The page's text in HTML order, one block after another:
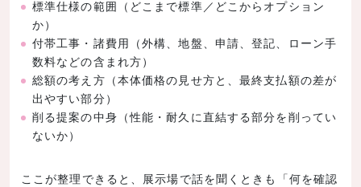
標準仕様の範囲（どこまで標準／どこからオプション
か）
付帯工事・諸費用（外構、地盤、申請、登記、ローン手
数料などの含まれ方）
総額の考え方（本体価格の見せ方と、最終支払額の差が
出やすい部分）
削る提案の中身（性能・耐久に直結する部分を削ってい
ないか）
ここが整理できると、展示場で話を聞くときも「何を確認